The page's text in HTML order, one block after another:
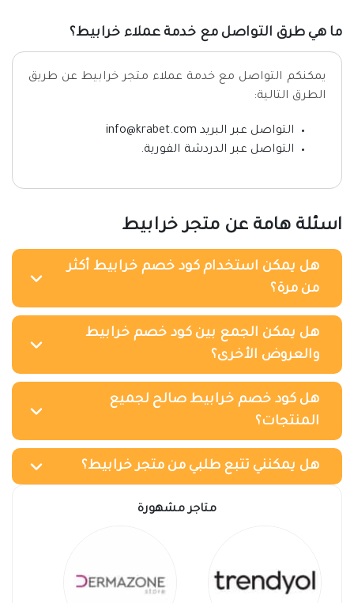
ما هي طرق التواصل مع خدمة عملاء خرابيط؟
يمكنكم التواصل مع خدمة عملاء متجر خرابيط عن طريق
الطرق التالية:
التواصل عبر البريد info@krabet.com
التواصل عبر الدردشة الفورية.
اسئلة هامة عن متجر خرابيط
هل يمكن استخدام كود خصم خرابيط أكثر
من مرة؟
هل يمكن الجمع بين كود خصم خرابيط
والعروض الأخرى؟
هل كود خصم خرابيط صالح لجميع
المنتجات؟
هل يمكنني تتبع طلبي من متجر خرابيط؟
متاجر مشهورة